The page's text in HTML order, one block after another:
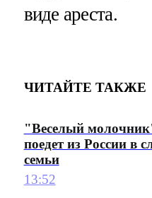
виде ареста.
ЧИТАЙТЕ ТАКЖЕ
"Веселый
поедет из России в
семьи
13:52